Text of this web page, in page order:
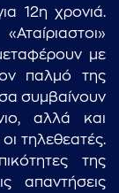
12η χρονιά.
με
παλμό της
συμβαίνουν
αλλά και
τηλεθεατές.
της
απαντήσεις